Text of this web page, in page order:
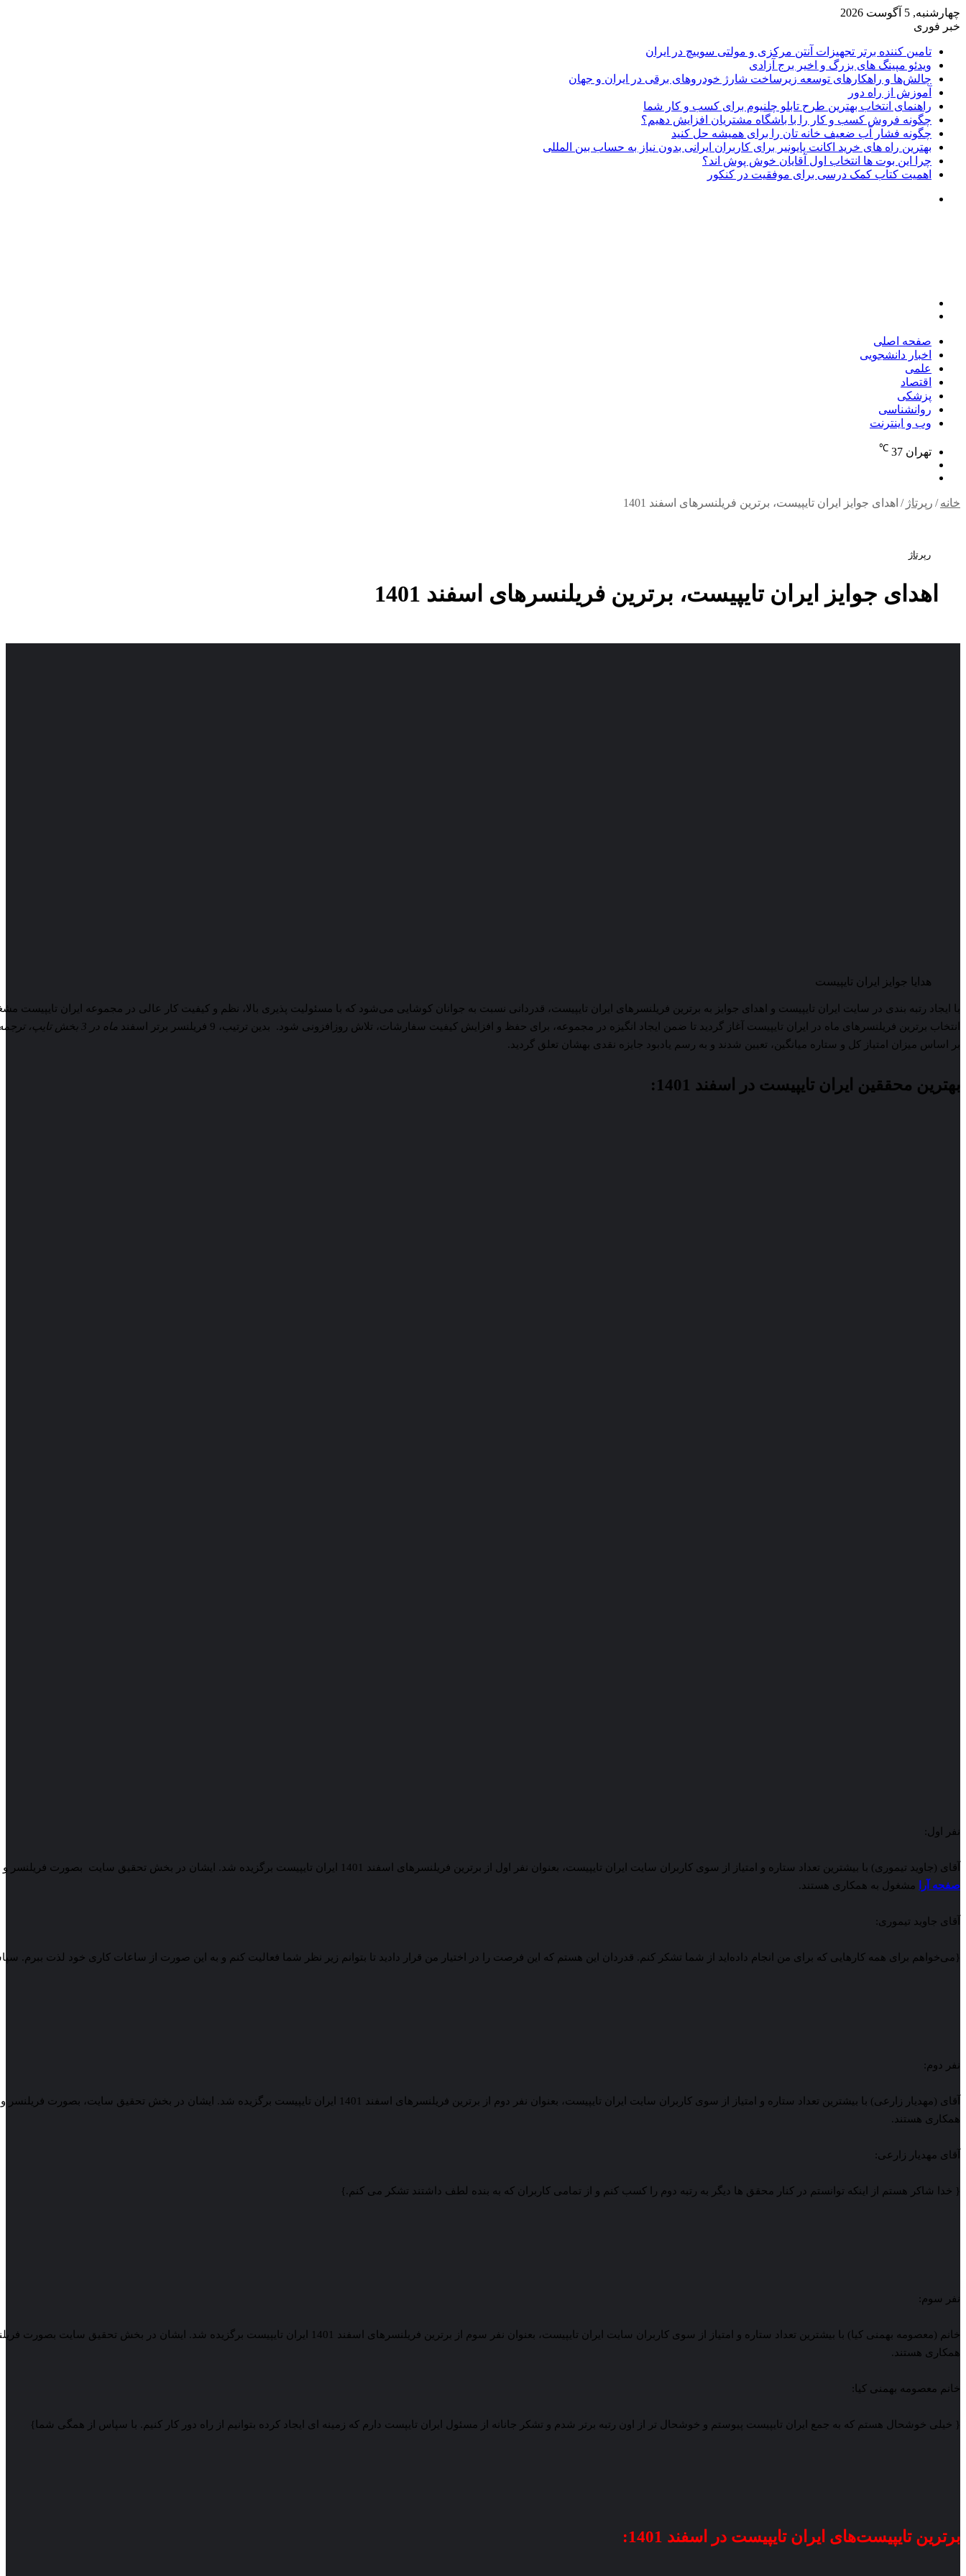
چهارشنبه, 5 آگوست 2026
خبر فوری
تامین کننده برتر تجهیزات آنتن مرکزی و مولتی سوییچ در ایران
ویدئو مپینگ های بزرگ و اخیر برج آزادی
چالش‌ها و راهکارهای توسعه زیرساخت شارژ خودروهای برقی در ایران و جهان
آموزش از راه دور
راهنمای انتخاب بهترین طرح تابلو چلنیوم برای کسب و کار شما
چگونه فروش کسب و کار را با باشگاه مشتریان افزایش دهیم؟
چگونه فشار آب ضعیف خانه تان را برای همیشه حل کنید
بهترین راه های خرید اکانت پایونیر برای کاربران ایرانی بدون نیاز به حساب بین المللی
چرا این بوت ها انتخاب اول آقایان خوش پوش اند؟
اهمیت کتاب کمک درسی برای موفقیت در کنکور
صفحه اصلی
اخبار دانشجویی
علمی
اقتصاد
پزشکی
روانشناسی
وب و اینترنت
تهران 37
℃
خانه / رپرتاژ / اهدای جوایز ایران تایپیست، برترین فریلنسرهای اسفند 1401
رپرتاژ
اهدای جوایز ایران تایپیست، برترین فریلنسرهای اسفند 1401
هدایا جوایز ایران تایپیست
با ایجاد رتبه بندی در سایت ایران تایپیست و اهدای جوایز به برترین فریلنسرهای ایران تایپیست، قدردانی نسبت به جوانان کوشایی می‌شود که با مسئولیت پذیری بالا، نظم و کیفیت کار عالی در مجموعه ایران تایپیست
انتخاب برترین فریلنسرهای ماه در ایران تایپیست آغاز گردید تا ضمن ایجاد انگیزه در مجموعه، برای حفظ و افزایش کیفیت سفارشات، تلاش روزافزونی شود. بدین ترتیب، 9 فریلنسر برتر اسفند
ماه در 3 بخش تایپ، ترجمه، تحقیق
بر اساس میزان امتیاز کل و ستاره میانگین، تعیین شدند و به رسم یادبود جایزه نقدی بهشان تعلق گردید.
بهترین محققین ایران تایپیست در اسفند 1401:
نفر اول:
آقای (جاوید تیموری) با بیشترین تعداد ستاره و امتیاز از سوی کاربران سایت ایران تایپیست، بعنوان نفر اول از برترین فریلنسرهای اسفند 1401 ایران تایپیست برگزیده شد. ایشان در بخش تحقیق سایت بصورت فریلنسر و دورکار بعنوان گرافیست و
صفحه آرا
مشغول به همکاری هستند.
آقای جاوید تیموری:
{می‌خواهم برای همه کارهایی که برای من انجام داده‌اید از شما تشکر کنم. قدردان این هستم که این فرصت را در اختیار من قرار دادید تا بتوانم زیر نظر شما فعالیت کنم و به این صورت از ساعات کاری خود لذت ببرم.
نفر دوم:
آقای (مهدیار زارعی) با بیشترین تعداد ستاره و امتیاز از سوی کاربران سایت ایران تایپیست، بعنوان نفر دوم از برترین فریلنسرهای اسفند 1401 ایران تایپیست برگزیده شد. ایشان در بخش
همکاری هستند.
آقای مهدیار زارعی:
{ خدا شاکر هستم از اینکه توانستم در کنار محقق ها دیگر به رتبه دوم را کسب کنم و از تمامی کاربران که به بنده لطف داشتند تشکر می کنم.}
نفر سوم:
خانم (معصومه بهمنی کیا) با بیشترین تعداد ستاره و امتیاز از سوی کاربران سایت ایران تایپیست، بعنوان نفر سوم از برترین فریلنسرهای اسفند 1401 ایران تایپیست برگزیده
همکاری هستند.
خانم معصومه بهمنی کیا:
{ خیلی خوشحال هستم که به جمع ایران تایپیست پیوستم و خوشحال تر از اون رتبه برتر شدم و تشکر جانانه از مسئول ایران تایپست دارم که زمینه ای ایجاد کرده بتوانیم از راه دور کار کنیم. با سپاس از همگی شما}
برترین تایپیست‌های ایران تایپیست در اسفند 1401: